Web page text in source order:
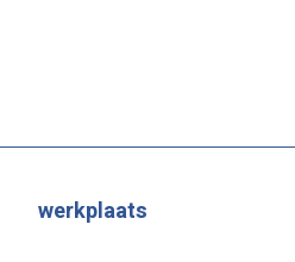
werkplaats